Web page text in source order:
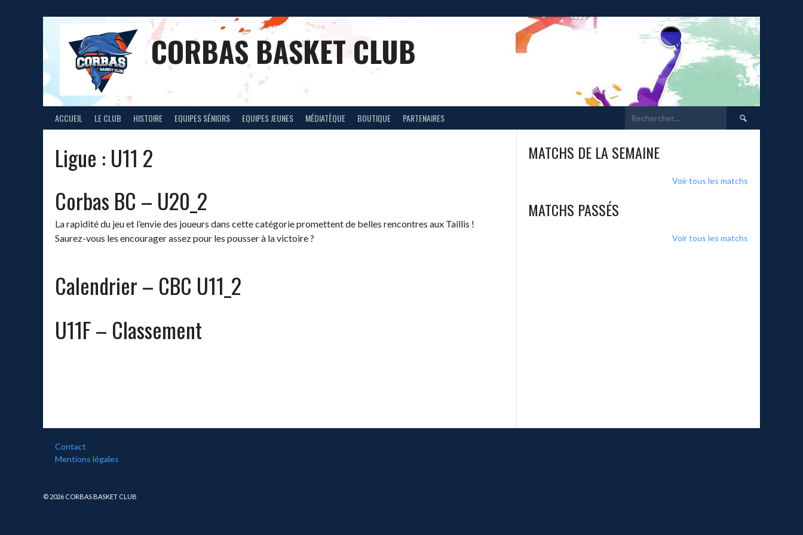
CORBAS BASKET CLUB
ACCUEIL LE CLUB HISTOIRE EQUIPES SÉNIORS EQUIPES JEUNES MÉDIATÈQUE BOUTIQUE PARTENAIRES Rechercher :
Ligue : U11 2
Corbas BC – U20_2
La rapidité du jeu et l’envie des joueurs dans cette catégorie promettent de belles rencontres aux Taillis !
Saurez-vous les encourager assez pour les pousser à la victoire ?
Calendrier – CBC U11_2
U11F – Classement
MATCHS DE LA SEMAINE
Voir tous les matchs
MATCHS PASSÉS
Voir tous les matchs
Contact
Mentions légales
© 2026 CORBAS BASKET CLUB